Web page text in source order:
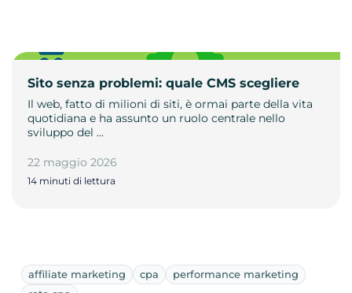
Sito senza problemi: quale CMS scegliere
Il web, fatto di milioni di siti, è ormai parte della vita
quotidiana e ha assunto un ruolo centrale nello
sviluppo del …
22 maggio 2026
14 minuti di lettura
affiliate marketing cpa
performance marketing